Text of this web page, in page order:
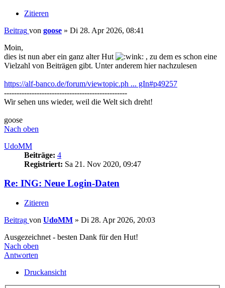
Zitieren
Beitrag von goose » Di 28. Apr 2026, 08:41
Moin,
dies ist nun aber ein ganz alter Hut
, zu dem es schon eine
Vielzahl von Beiträgen gibt. Unter anderem hier nachzulesen
https://alf-banco.de/forum/viewtopic.ph ... gIn#p49257
-------------------------------------------------
Wir sehen uns wieder, weil die Welt sich dreht!
goose
Nach oben
UdoMM
Beiträge: 4
Registriert: Sa 21. Nov 2020, 09:47
Re: ING: Neue Login-Daten
Zitieren
Beitrag von UdoMM » Di 28. Apr 2026, 20:03
Ausgezeichnet - besten Dank für den Hut!
Nach oben
Antworten
Druckansicht